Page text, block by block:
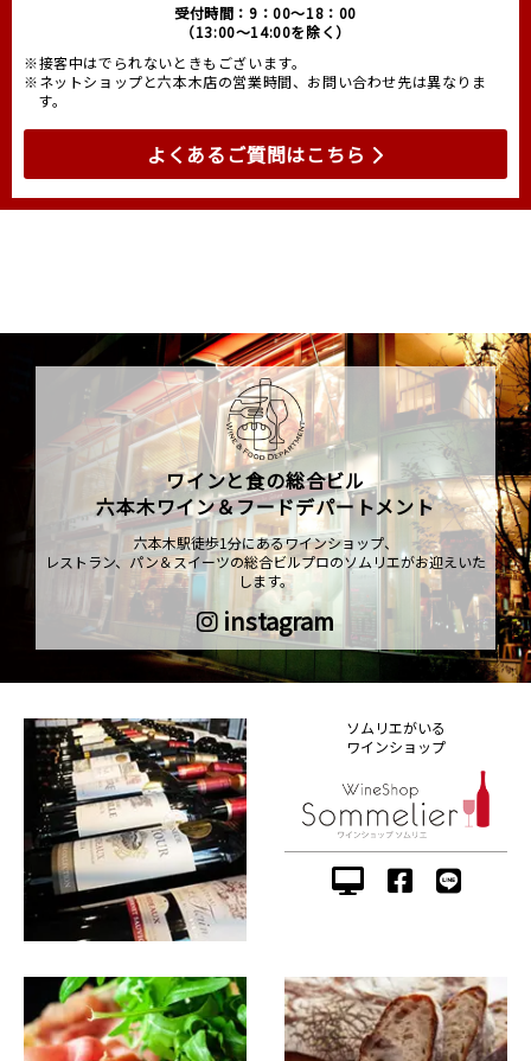
受付時間：9：00～18：00
（13:00～14:00を除く）
※接客中はでられないときもございます。
※ネットショップと六本木店の営業時間、お問い合わせ先は異なりま
す。
よくあるご質問はこちら
ワインと食の総合ビル
六本木ワイン＆フードデパートメント
六本木駅徒歩1分にあるワインショップ、
レストラン、パン＆スイーツの総合ビルプロのソムリエがお迎えいた
します。
instagram
ソムリエがいる
ワインショップ